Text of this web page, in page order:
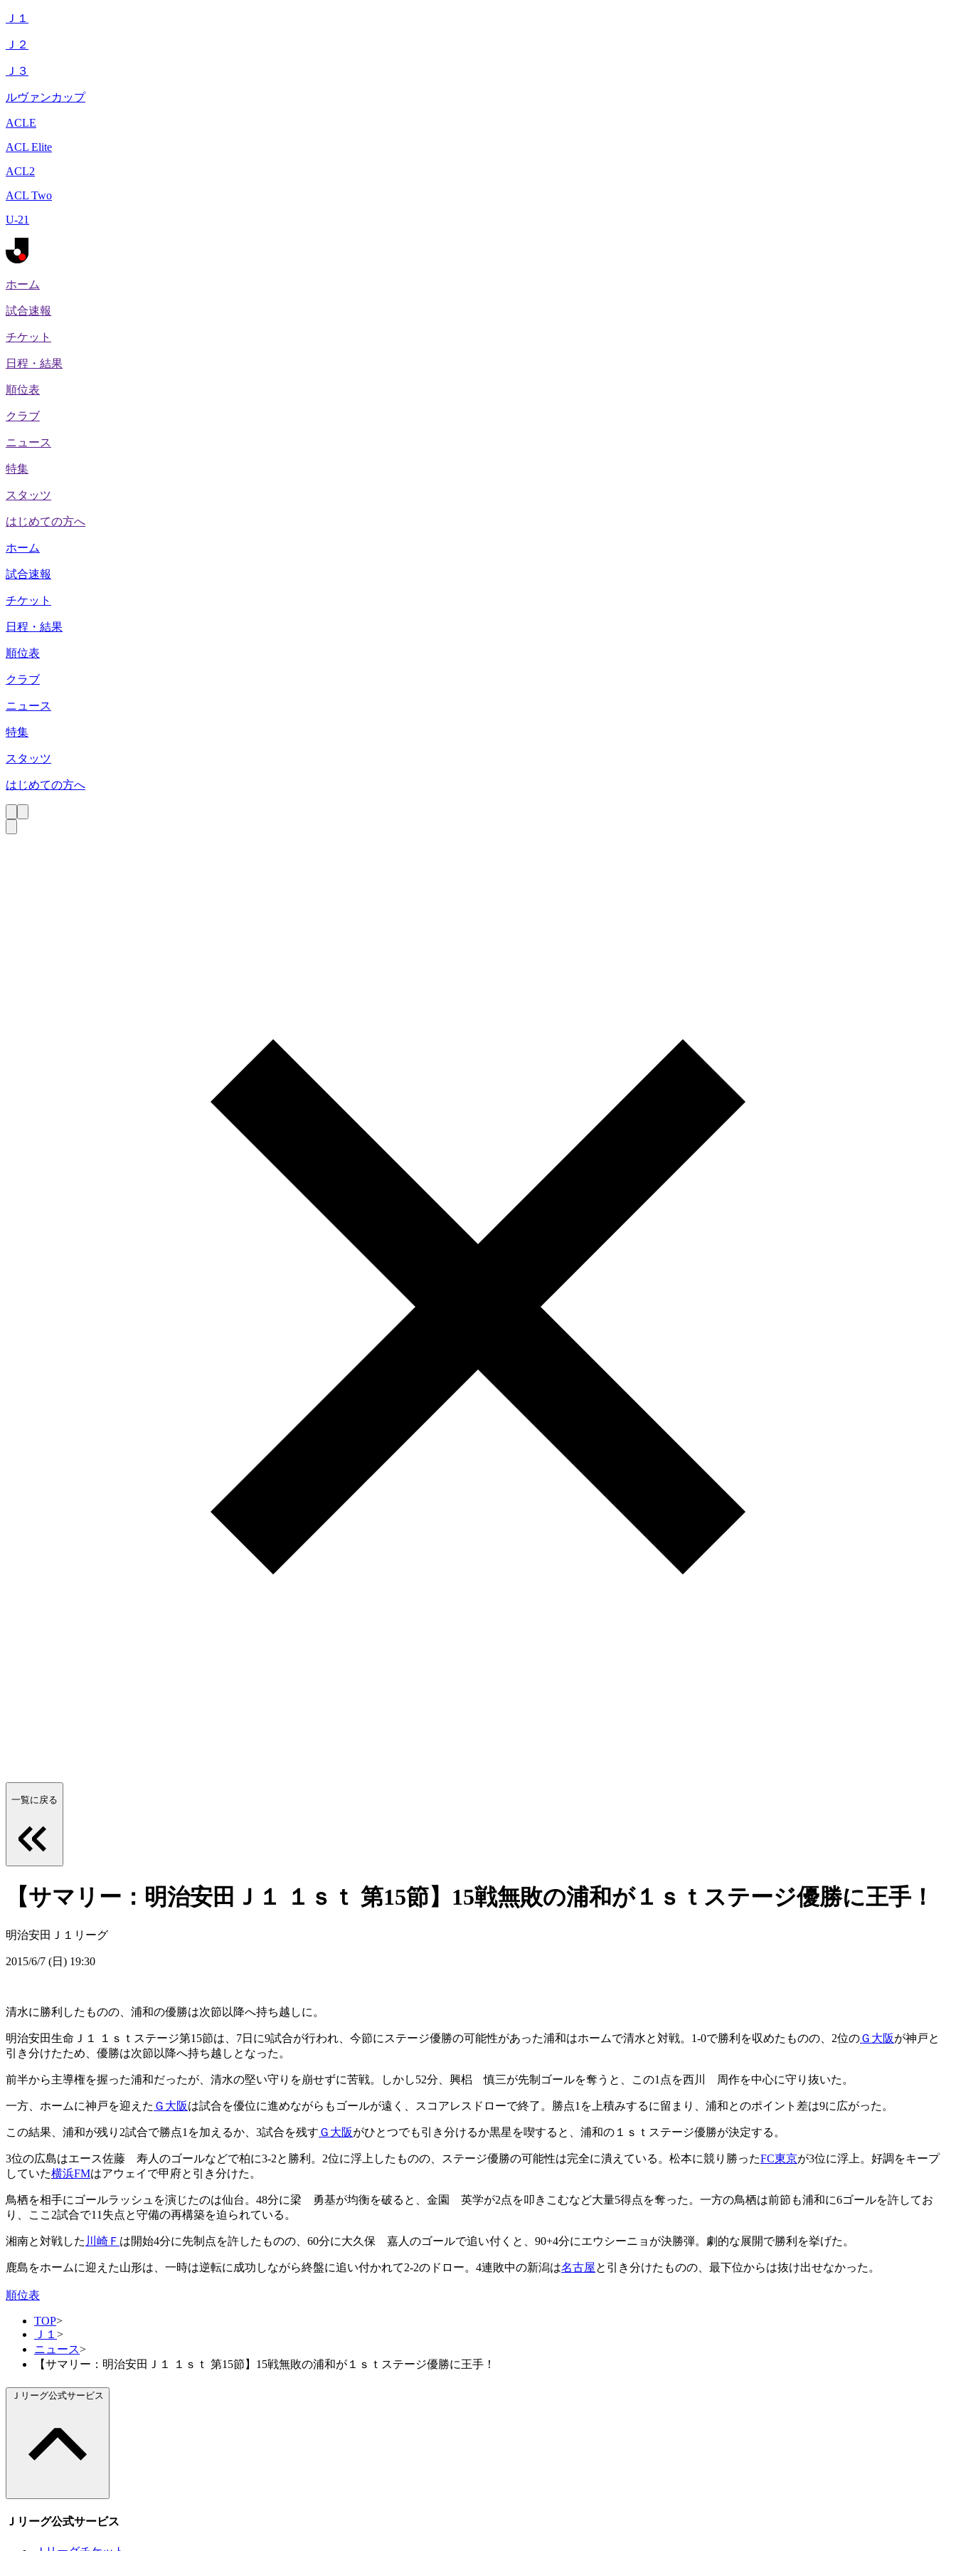
Ｊ１
Ｊ２
Ｊ３
ルヴァンカップ
ACLE
ACL Elite
ACL2
ACL Two
U-21
ホーム
試合速報
チケット
日程・結果
順位表
クラブ
ニュース
特集
スタッツ
はじめての方へ
ホーム
試合速報
チケット
日程・結果
順位表
クラブ
ニュース
特集
スタッツ
はじめての方へ
一覧に戻る
【サマリー：明治安田Ｊ１ １ｓｔ 第15節】15戦無敗の浦和が１ｓｔステージ優勝に王手！
明治安田Ｊ１リーグ
2015/6/7 (日) 19:30
清水に勝利したものの、浦和の優勝は次節以降へ持ち越しに。
明治安田生命Ｊ１ １ｓｔステージ第15節は、7日に9試合が行われ、今節にステージ優勝の可能性があった浦和はホームで清水と対戦。1-0で勝利を収めたものの、2位のＧ大阪が神戸と
引き分けたため、優勝は次節以降へ持ち越しとなった。
前半から主導権を握った浦和だったが、清水の堅い守りを崩せずに苦戦。しかし52分、興梠 慎三が先制ゴールを奪うと、この1点を西川 周作を中心に守り抜いた。
一方、ホームに神戸を迎えた Ｇ大阪は試合を優位に進めながらもゴールが遠く、スコアレスドローで終了。勝点1を上積みするに留まり、浦和とのポイント差は9に広がった。
この結果、浦和が残り2試合で勝点1を加えるか、3試合を残す Ｇ大阪がひとつでも引き分けるか黒星を喫すると、浦和の１ｓｔステージ優勝が決定する。
3位の広島はエース佐藤 寿人のゴールなどで柏に3-2と勝利。2位に浮上したものの、ステージ優勝の可能性は完全に潰えている。松本に競り勝ったFC東京が3位に浮上。好調をキープ
していた横浜FMはアウェイで甲府と引き分けた。
鳥栖を相手にゴールラッシュを演じたのは仙台。48分に梁 勇基が均衡を破ると、金園 英学が2点を叩きこむなど大量5得点を奪った。一方の鳥栖は前節も浦和に6ゴールを許してお
り、ここ2試合で11失点と守備の再構築を迫られている。
湘南と対戦した 川崎Ｆ は開始4分に先制点を許したものの、60分に大久保 嘉人のゴールで追い付くと、90+4分にエウシーニョが決勝弾。劇的な展開で勝利を挙げた。
鹿島をホームに迎えた山形は、一時は逆転に成功しながら終盤に追い付かれて2-2のドロー。4連敗中の新潟は名古屋と引き分けたものの、最下位からは抜け出せなかった。
順位表
TOP>
Ｊ１ >
ニュース>
【サマリー：明治安田Ｊ１ １ｓｔ 第15節】15戦無敗の浦和が１ｓｔステージ優勝に王手！
Ｊリーグ公式サービス
Ｊリーグ公式サービス